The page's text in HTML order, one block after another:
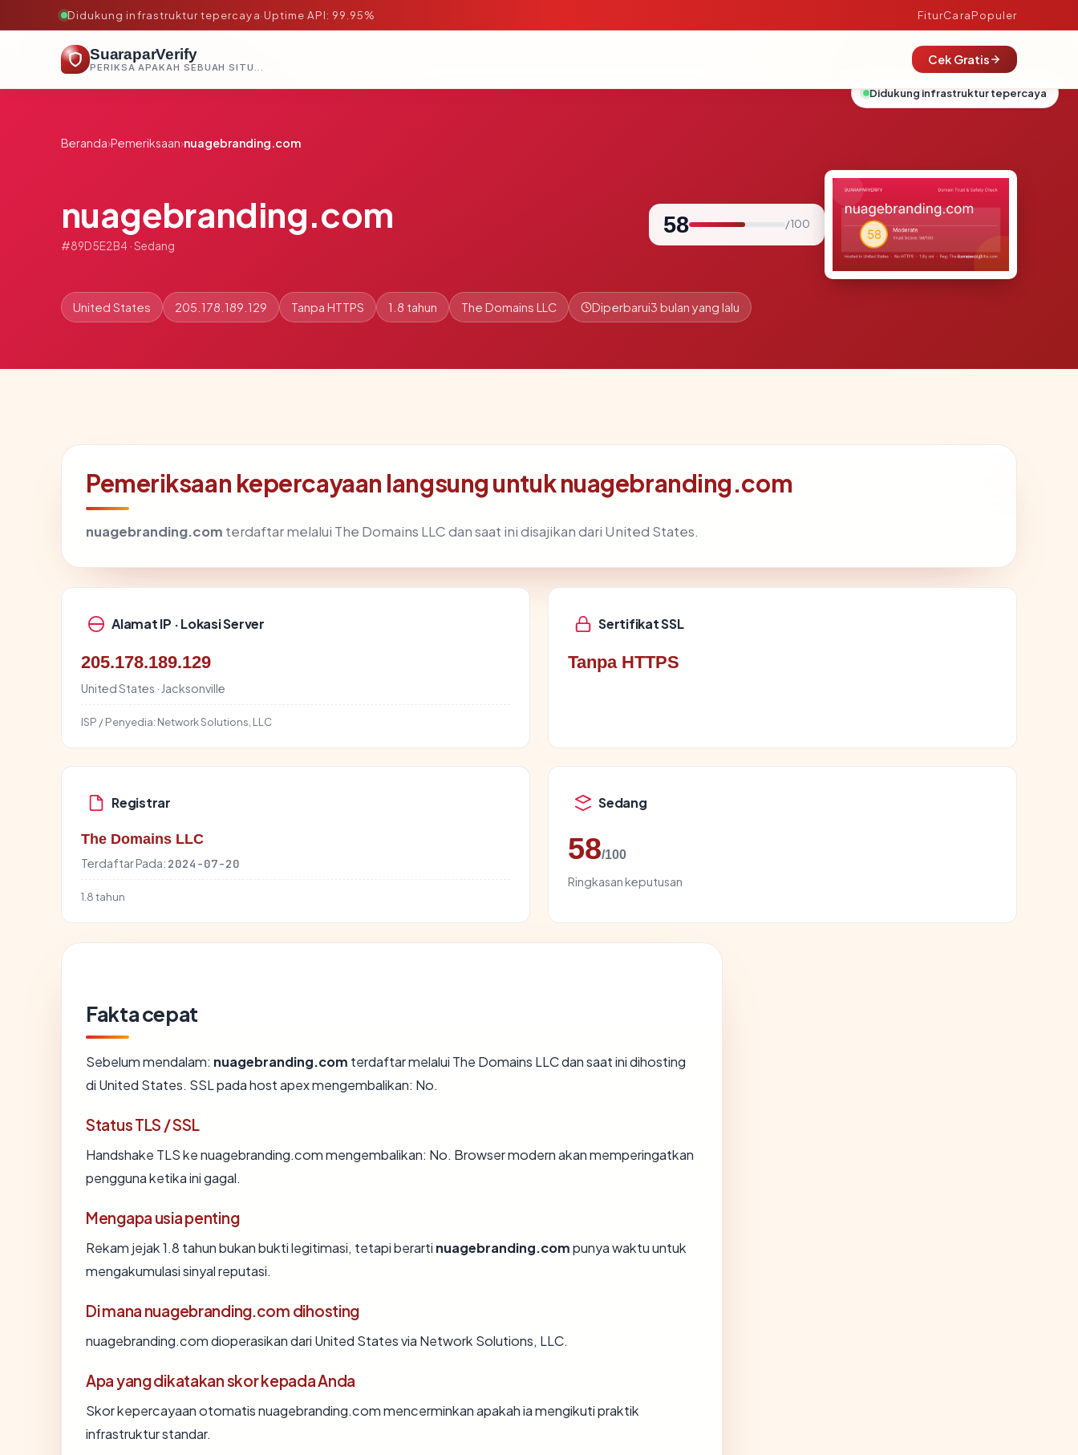
Didukung infrastruktur tepercaya·Uptime API: 99.95% FiturCaraPopuler
SuaraparVerify
PERIKSA APAKAH SEBUAH SITUS AMAN, TEPERCAYA, DAN TERVERIFIKASI DALAM HITUNGAN DETIK.
Cek Gratis
Beranda›Pemeriksaan›nuagebranding.com
nuagebranding.com
#89D5E2B4 · Sedang
58 / 100
United States 205.178.189.129 Tanpa HTTPS 1.8 tahun The Domains LLC Diperbarui3 bulan yang lalu
Pemeriksaan kepercayaan langsung untuk nuagebranding.com
nuagebranding.com terdaftar melalui The Domains LLC dan saat ini disajikan dari United States.
Alamat IP · Lokasi Server
205.178.189.129
United States · Jacksonville
ISP / Penyedia: Network Solutions, LLC
Sertifikat SSL
Tanpa HTTPS
Registrar
The Domains LLC
Terdaftar Pada: 2024-07-20
1.8 tahun
Sedang
58/100
Ringkasan keputusan
Fakta cepat
Sebelum mendalam: nuagebranding.com terdaftar melalui The Domains LLC dan saat ini dihosting
di United States. SSL pada host apex mengembalikan: No.
Status TLS / SSL
Handshake TLS ke nuagebranding.com mengembalikan: No. Browser modern akan memperingatkan
pengguna ketika ini gagal.
Mengapa usia penting
Rekam jejak 1.8 tahun bukan bukti legitimasi, tetapi berarti nuagebranding.compunya waktu untuk
mengakumulasi sinyal reputasi.
Di mana nuagebranding.com dihosting
nuagebranding.com dioperasikan dari United States via Network Solutions, LLC.
Apa yang dikatakan skor kepada Anda
Skor kepercayaan otomatis nuagebranding.com mencerminkan apakah ia mengikuti praktik
infrastruktur standar.
Didukung infrastruktur tepercaya